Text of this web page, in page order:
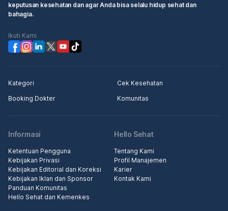
keputusan kesehatan dan agar Anda bisa selalu hidup sehat dan
bahagia.
Ikuti Kami
Kategori
Cek Kesehatan
Booking Dokter
Komunitas
Informasi
Ketentuan Pengguna
Kebijakan Privasi
Kebijakan Editorial dan Koreksi
Kebijakan Iklan dan Sponsor
Panduan Komunitas
Hello Sehat dan Kemenkes
Hello Sehat
Tentang Kami
Profil Manajemen
Karier
Kontak Kami